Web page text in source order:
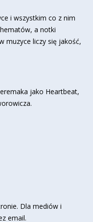
i wszystkim co z nim
a notki
muzyce liczy się jakość,
jako Heartbeat,
. Dla mediów i
email.